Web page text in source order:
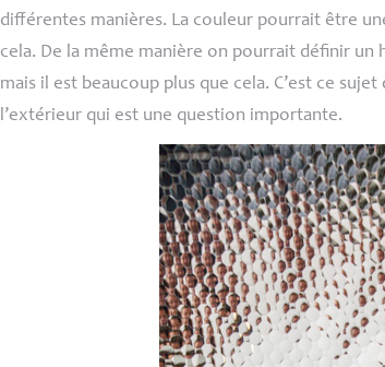
différentes manières. La couleur pourrait être
cela. De la même manière on pourrait définir un
mais il est beaucoup plus que cela. C’est ce
l’extérieur qui est une question importante.